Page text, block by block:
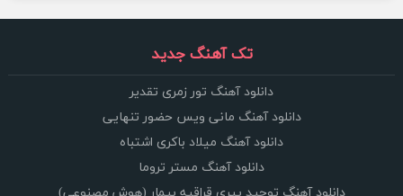
تک آهنگ جدید
دانلود آهنگ تور زمری تقدیر
دانلود آهنگ مانی ویس حضور تنهایی
دانلود آهنگ میلاد باکری اشتباه
دانلود آهنگ مستر تروما